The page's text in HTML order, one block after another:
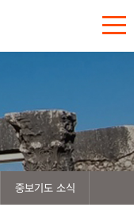
중보기도 소식